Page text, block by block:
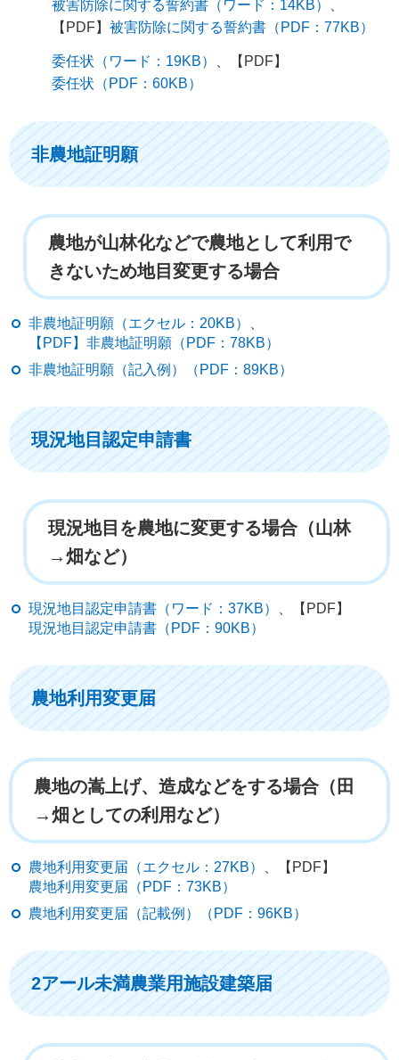
被害防除に関する誓約書（ワード：14KB）
【PDF】 被害防除に関する誓約書（PDF：77KB）
委任状（ワード：19KB）
、【PDF】
委任状（PDF：60KB）
非農地証明願
農地が山林化などで農地として利用で
きないため地目変更する場合
非農地証明願（エクセル：20KB）
【PDF】非農地証明願（PDF：78KB）
非農地証明願（記入例）（PDF：89KB）
現況地目認定申請書
現況地目を農地に変更する場合（山林
→畑など）
現況地目認定申請書（ワード：37KB）
、【PDF】
現況地目認定申請書（PDF：90KB）
農地利用変更届
農地の嵩上げ、造成などをする場合（田
→畑としての利用など）
農地利用変更届（エクセル：27KB）
、【PDF】
農地利用変更届（PDF：73KB）
農地利用変更届（記載例）（PDF：96KB）
2アール未満農業用施設建築届